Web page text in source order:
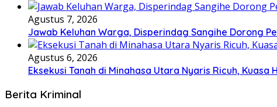
Agustus 7, 2026
Jawab Keluhan Warga, Disperindag Sangihe Dorong
Agustus 6, 2026
Eksekusi Tanah di Minahasa Utara Nyaris Ricuh, Kuasa
Berita Kriminal